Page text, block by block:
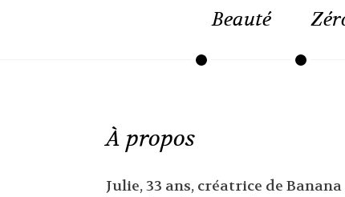
Beauté
À propos
Julie, 33 ans, créatrice de Banana